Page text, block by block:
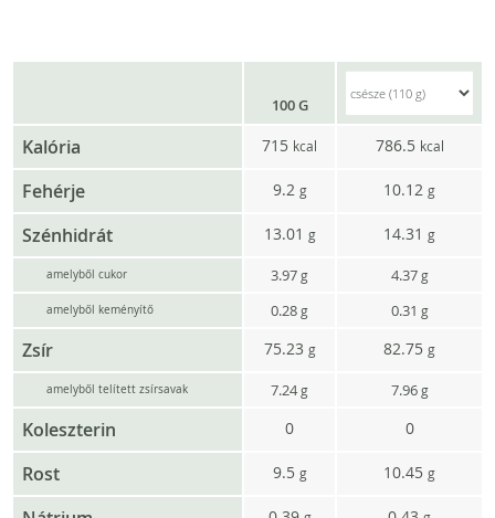
100 G
Kalória 715 kcal 786.5 kcal
Fehérje 9.2 g 10.12 g
Szénhidrát 13.01 g 14.31 g
amelyből cukor 3.97g 4.37 g
amelyből keményítő 0.28g 0.31 g
Zsír 75.23 g 82.75 g
amelyből telített zsírsavak 7.24g 7.96 g
Koleszterin 0 0
Rost 9.5 g 10.45 g